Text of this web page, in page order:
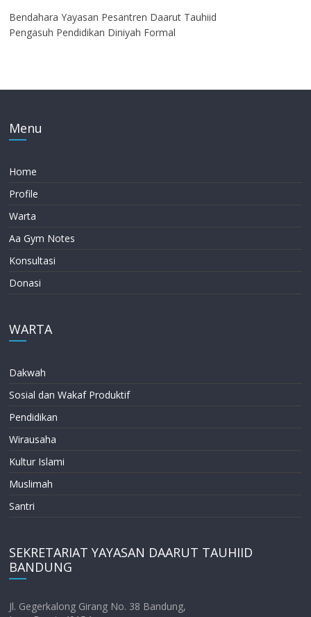
Bendahara Yayasan Pesantren Daarut Tauhiid
Pengasuh Pendidikan Diniyah Formal
Menu
Home
Profile
Warta
Aa Gym Notes
Konsultasi
Donasi
WARTA
Dakwah
Sosial dan Wakaf Produktif
Pendidikan
Wirausaha
Kultur Islami
Muslimah
Santri
SEKRETARIAT YAYASAN DAARUT TAUHIID
BANDUNG
Jl. Gegerkalong Girang No. 38 Bandung,